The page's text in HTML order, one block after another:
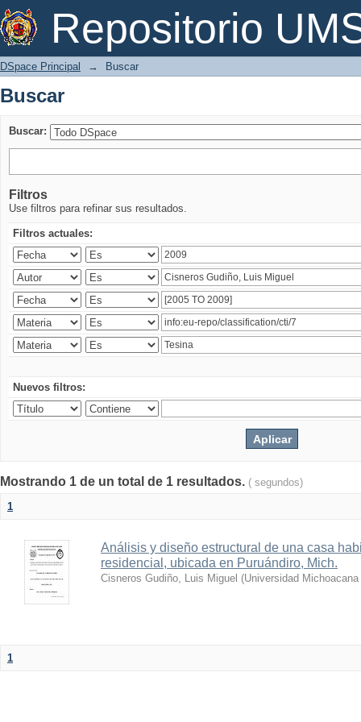
Repositorio
Buscar
DSpace Principal → Buscar
Buscar
Buscar:
Filtros
Use filtros para refinar sus resultados.
Filtros actuales:
Nuevos filtros:
Mostrando 1 de un total de 1 resultados. ( segundos)
1
Análisis y diseño estructural de una casa
residencial, ubicada en Puruándiro, Mich.
Cisneros Gudiño, Luis Miguel (Universidad
1